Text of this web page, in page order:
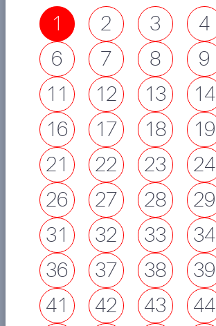
1 2 3 4
6
7 8 9
11
12 13 14
16
17 18 19
21
22 23 24
26
27 28 29
31
32 33 34
36
37 38 39
41
42 43 44